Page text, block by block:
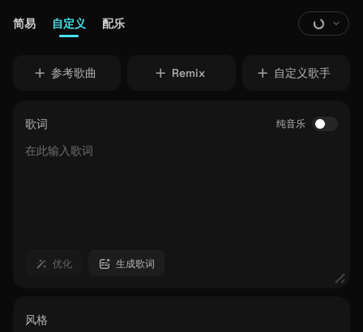
简易 自定义 配乐
参考歌曲 Remix 自定义歌手
歌词 纯音乐
优化 生成歌词
风格